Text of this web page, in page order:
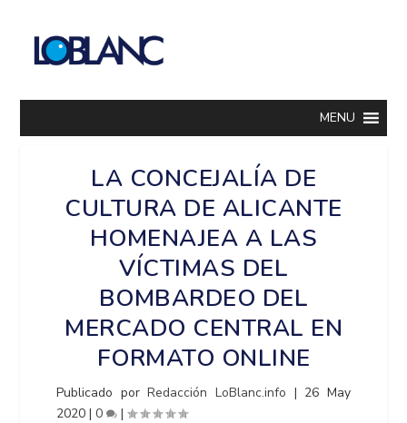
MENU
LA CONCEJALÍA DE
CULTURA DE ALICANTE
HOMENAJEA A LAS
VÍCTIMAS DEL
BOMBARDEO DEL
MERCADO CENTRAL EN
FORMATO ONLINE
Publicado porRedacción LoBlanc.info | 26 May
2020 |0 |